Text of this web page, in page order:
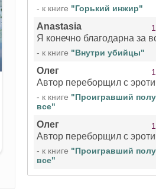
- к книге "Горький инжир"
Anastasia
- к книге "Внутри убийцы"
Олег
- к книге "Проигравший
все"
Олег
- к книге "Проигравший
все"